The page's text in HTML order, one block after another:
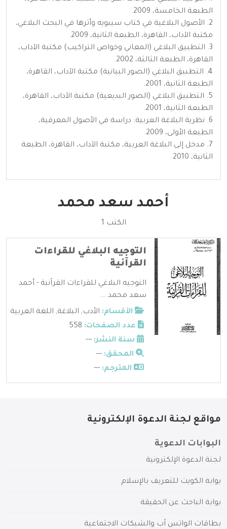
الطبعة الخامسة، 2009.
2. الأصول البلاغية في كتاب سيبويه وأثرها في البحث البلاغي،
مكتبة الآداب، القاهرة، الطبعة الثانية، 2009.
3. التطبيق البلاغي (المعاني وخواص التراكيب) مكتبة الآداب،
القاهرة، الطبعة الثالثة، 2002.
4. التطبيق البلاغي (الصور البيانية) مكتبة الآداب، القاهرة،
الطبعة الثانية، 2001.
5. التطبيق البلاغي (الصور البديعية) مكتبة الآداب، القاهرة،
الطبعة الثانية، 2001.
6. نظرية البلاغة العربية: دراسة في الأصول المعرفية،
الطبعة الأولى، 2009.
7. مدخل إلى البلاغة العربية، مكتبة الآداب، القاهرة، الطبعة
الثانية، 2010.
أحمد سعد محمد
الكتب 1
التوجيه البلاغي للقراءات
القرآنية
التوجيه البلاغي للقراءات القرآنية - أحمد
سعد محمد ...
الأقسام: الأدب, البلاغة, اللغة العربية
عدد الصفحات:
سنة النشر: ---
المحقق: ---
المترجم: ---
مواقع لجنة الدعوة الإلكترونية
البوابات الدعوية
لجنة الدعوة الإلكترونية
بوابة الكويت للتعريف بالإسلام
بوابة الباحث عن الحقيقة
بطاقات الواتس آب والشبكات الاجتماعية